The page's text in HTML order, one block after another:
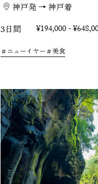
神戸発 → 神戸着
3日間
¥194,000 -
ニューイヤー 美食